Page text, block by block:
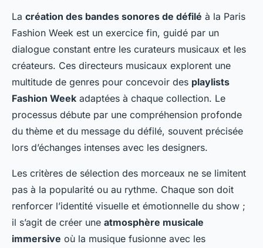
La création des bandes sonores de défilé à la Paris
Fashion Week est un exercice fin, guidé par un
dialogue constant entre les curateurs musicaux et les
créateurs. Ces directeurs musicaux explorent une
multitude de genres pour concevoir des playlists
Fashion Week adaptées à chaque collection. Le
processus débute par une compréhension profonde
du thème et du message du défilé, souvent précisée
lors d’échanges intenses avec les designers.
Les critères de sélection des morceaux ne se limitent
pas à la popularité ou au rythme. Chaque son doit
renforcer l’identité visuelle et émotionnelle du show ;
il s’agit de créer une atmosphère musicale
immersive où la musique fusionne avec les